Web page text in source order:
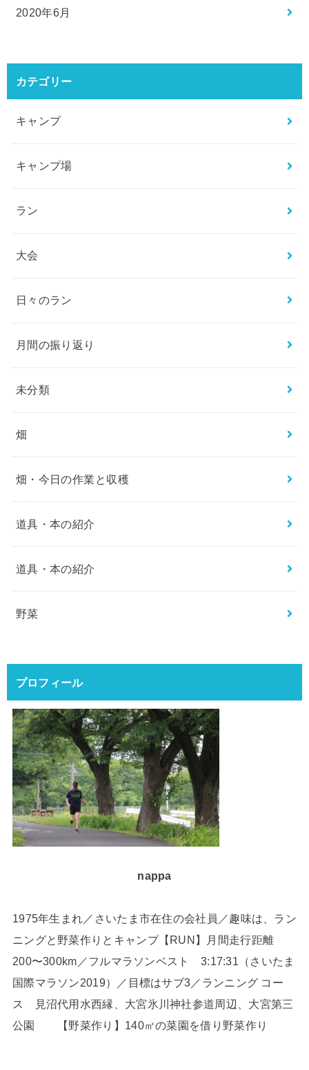
2020年6月
カテゴリー
キャンプ
キャンプ場
ラン
大会
日々のラン
月間の振り返り
未分類
畑
畑・今日の作業と収穫
道具・本の紹介
道具・本の紹介
野菜
プロフィール
nappa
1975年生まれ／さいたま市在住の会社員／趣味は、ラン
ニングと野菜作りとキャンプ【RUN】月間走行距離
200〜300km／フルマラソンベスト 3:17:31（さいたま
国際マラソン2019）／目標はサブ3／ランニング コー
ス 見沼代用水西縁、大宮氷川神社参道周辺、大宮第三
公園 【野菜作り】140㎡の菜園を借り野菜作り